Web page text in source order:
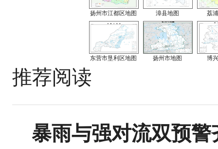
扬州市江都区地图 漳县地图 荔
东营市垦利区地图 扬州市地图 博
推荐阅读
暴雨与强对流双预